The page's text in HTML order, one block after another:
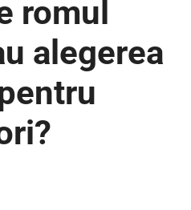
romul
alegerea